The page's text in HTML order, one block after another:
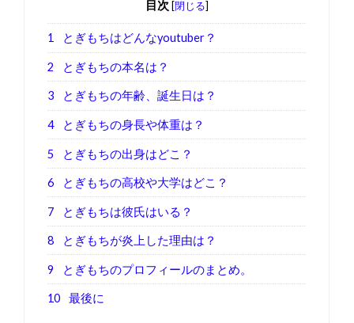
目次 [閉じる]
1 とぎもちはどんなyoutuber？
2 とぎもちの本名は？
3 とぎもちの年齢、誕生日は？
4 とぎもちの身長や体重は？
5 とぎもちの出身はどこ？
6 とぎもちの高校や大学はどこ？
7 とぎもちは彼氏はいる？
8 とぎもちが炎上した理由は？
9 とぎもちのプロフィールのまとめ。
10 最後に